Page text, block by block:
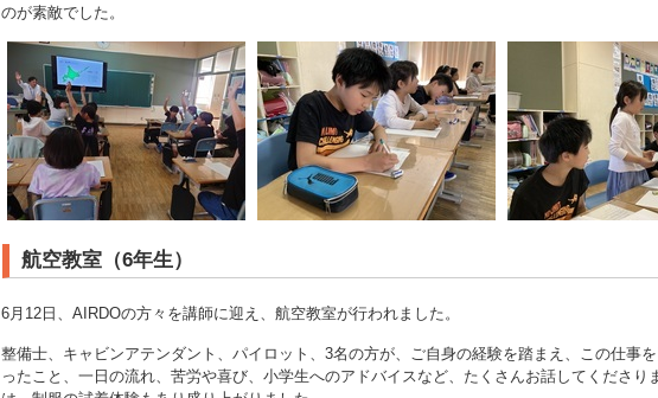
のが素敵でした。
航空教室（6年生）
6月12日、AIRDOの方々を講師に迎え、航空教室が行われました。
整備士、キャビンアテンダント、パイロット、3名の方が、ご自身の経験を踏まえ、この仕事
ったこと、一日の流れ、苦労や喜び、小学生へのアドバイスなど、たくさんお話してくださり